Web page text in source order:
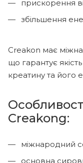
прискорення
збільшення
Creakon має
що гарантує
креатину та його
Creakong:
міжнародний
основна